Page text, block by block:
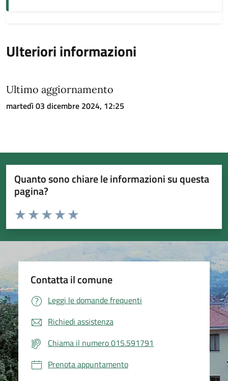
Ulteriori informazioni
Ultimo aggiornamento
martedì 03 dicembre 2024, 12:25
Quanto sono chiare le informazioni su questa
pagina?
Valuta da 1 a 5 stelle la pagina
Valuta 5 stelle su 5
Valuta 4 stelle su 5
Valuta 3 stelle su 5
Valuta 2 stelle su 5
Valuta 1 stelle su 5
Contatta il comune
Leggi le domande frequenti
Richiedi assistenza
Chiama il numero 015.591791
Prenota appuntamento